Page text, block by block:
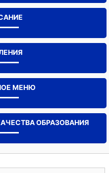
МЕНЮ
ОБРАЗОВАНИЯ